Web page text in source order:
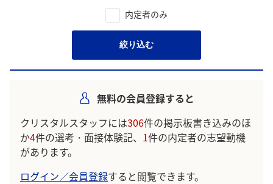
内定者のみ
絞り込む
無料の会員登録すると
クリスタルスタッフには306件の掲示板書き込みのほ
か4件の選考・面接体験記、 1件の内定者の志望動機
があります。
ログイン／会員登録すると閲覧できます。